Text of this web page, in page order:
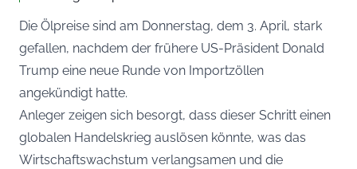
Die Ölpreise sind am Donnerstag, dem 3. April, stark
gefallen, nachdem der frühere US-Präsident Donald
Trump eine neue Runde von Importzöllen
angekündigt hatte.
Anleger zeigen sich besorgt, dass dieser Schritt einen
globalen Handelskrieg auslösen könnte, was das
Wirtschaftswachstum verlangsamen und die